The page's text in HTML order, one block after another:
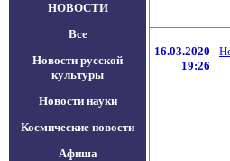
НОВОСТИ
Все
Новости русской
культуры
Новости науки
Космические новости
Афиша
16.03.2020
19:26